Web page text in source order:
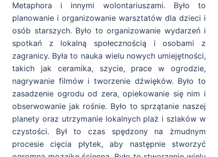
Metaphora i innymi wolontariuszami. Było to
planowanie i organizowanie warsztatów dla dzieci i
osób starszych. Było to organizowanie wydarzeń i
spotkań z lokalną społecznością i osobami z
zagranicy. Była to nauka wielu nowych umiejętności,
takich jak ceramika, szycie, prace w ogrodzie,
nagrywanie filmów i tworzenie dźwięków. Było to
zasadzenie ogrodu od zera, opiekowanie się nim i
obserwowanie jak rośnie. Było to sprzątanie naszej
planety oraz utrzymanie lokalnych plaż i szlaków w
czystości. Był to czas spędzony na żmudnym
procesie cięcia płytek, aby następnie stworzyć